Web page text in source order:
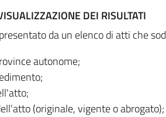
DEI RISULTATI
da un elenco di atti che
autonome;
(originale, vigente o abrogato);